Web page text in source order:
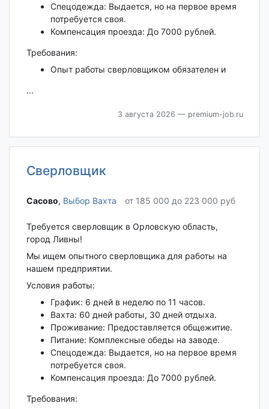
Спецодежда: Выдается, но на первое время
потребуется своя.
Компенсация проезда: До 7000 рублей.
Требования:
Опыт работы сверловщиком обязателен и
...
3 августа 2026 — premium-job.ru
Сверловщик
Сасово‎, Выбор Вахта от 185 000 до 223 000 руб
Требуется сверловщик в Орловскую область,
город Ливны!
Мы ищем опытного сверловщика для работы на
нашем предприятии.
Условия работы:
График: 6 дней в неделю по 11 часов.
Вахта: 60 дней работы, 30 дней отдыха.
Проживание: Предоставляется общежитие.
Питание: Комплексные обеды на заводе.
Спецодежда: Выдается, но на первое время
потребуется своя.
Компенсация проезда: До 7000 рублей.
Требования: